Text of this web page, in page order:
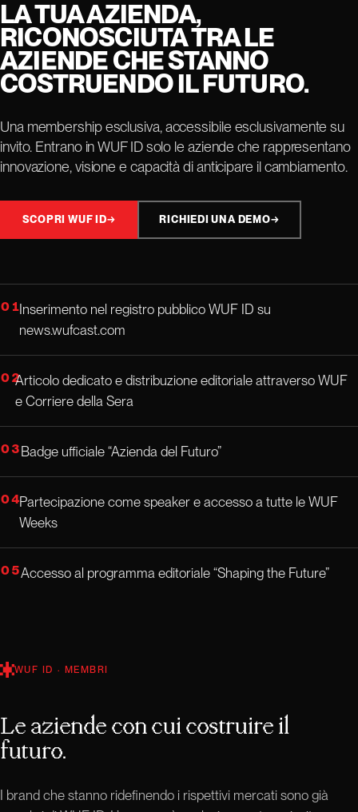
LA TUA AZIENDA,
RICONOSCIUTA TRA LE
AZIENDE CHE STANNO
COSTRUENDO IL FUTURO.
Una membership esclusiva, accessibile esclusivamente su
invito. Entrano in WUF ID solo le aziende che rappresentano
innovazione, visione e capacità di anticipare il cambiamento.
SCOPRI WUF ID→ RICHIEDI UNA DEMO→
01Inserimento nel registro pubblico WUF ID su
news.wufcast.com
02Articolo dedicato e distribuzione editoriale attraverso WUF
e Corriere della Sera
03Badge ufficiale “Azienda del Futuro”
04Partecipazione come speaker e accesso a tutte le WUF
Weeks
05Accesso al programma editoriale “Shaping the Future”
WUF ID · MEMBRI
Le aziende con cui costruire il
futuro.
I brand che stanno ridefinendo i rispettivi mercati sono già